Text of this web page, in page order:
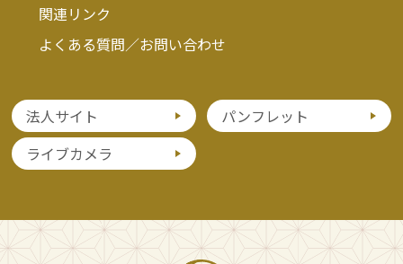
関連リンク
よくある質問／お問い合わせ
法人サイト
パンフレット
ライブカメラ